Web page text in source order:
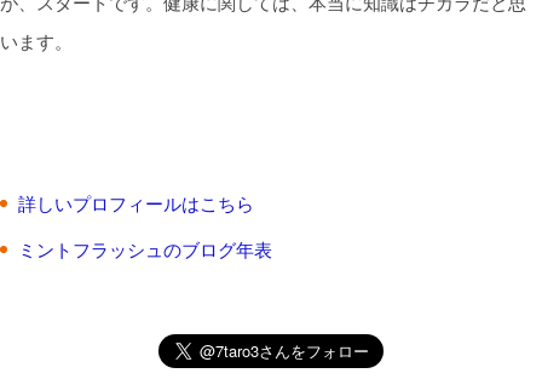
います。
詳しいプロフィールはこちら
ミントフラッシュのブログ年表